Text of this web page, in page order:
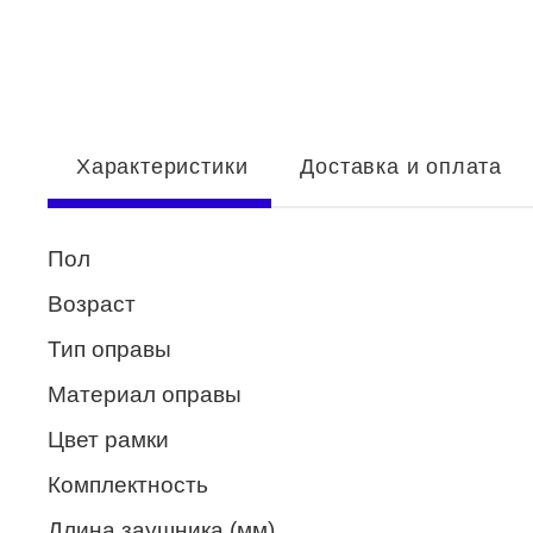
Genny
GUESS
HUGO (HUGO BOSS)
ISABELLE
Lacoste
Mario Rossi
Megapolis
Характеристики Доставка и оплата
Пол
Возраст
Тип оправы
Материал оправы
Цвет рамки
Комплектность